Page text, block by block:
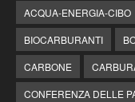
ACQUA-ENERGIA-CIBO
BIOCARBURANTI
CARBONE
CONFERENZA DELLE